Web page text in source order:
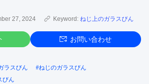
27, 2024 Keyword: ねじ上のガラスびん
お問い合わせ
ラスびん #ねじのガラスびん
びん